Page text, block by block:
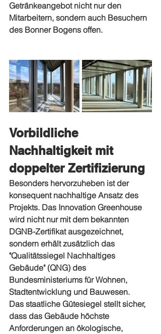
Getränkeangebot nicht nur den
Mitarbeitern, sondern auch Besuchern
des Bonner Bogens offen.
Vorbildliche
Nachhaltigkeit mit
doppelter Zertifizierung
Besonders hervorzuheben ist der
konsequent nachhaltige Ansatz des
Projekts. Das Innovation Greenhouse
wird nicht nur mit dem bekannten
DGNB-Zertifikat ausgezeichnet,
sondern erhält zusätzlich das
"Qualitätssiegel Nachhaltiges
Gebäude" (QNG) des
Bundesministeriums für Wohnen,
Stadtentwicklung und Bauwesen.
Das staatliche Gütesiegel stellt sicher,
dass das Gebäude höchste
Anforderungen an ökologische,